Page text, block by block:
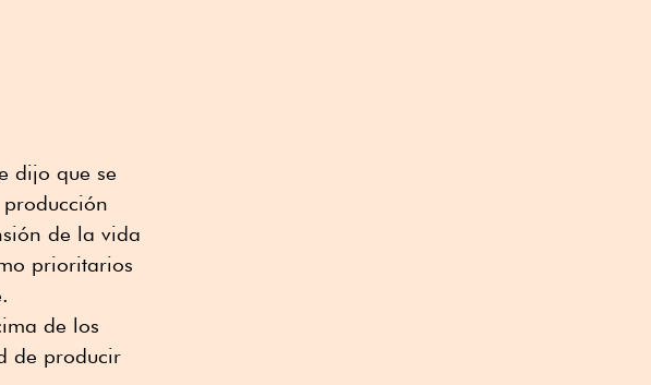
dijo que se
de la vida
prioritarios
de los
de producir